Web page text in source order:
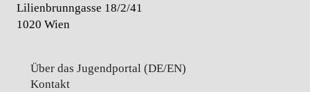
Lilienbrunngasse 18/2/41
1020 Wien
Über das Jugendportal (DE/EN)
Kontakt